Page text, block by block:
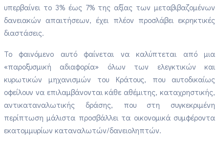
υπερβαίνει το 3% έως 7% της αξίας των μεταβιβαζομένων
δανειακών απαιτήσεων, έχει πλέον προσλάβει εκρηκτικές
διαστάσεις.
Το φαινόμενο αυτό φαίνεται να καλύπτεται από μια
«παροξυσμική αδιαφορία» όλων των ελεγκτικών και
κυρωτικών μηχανισμών του Κράτους, που αυτοδικαίως
οφείλουν να επιλαμβάνονται κάθε αθέμιτης, καταχρηστικής,
αντικαταναλωτικής δράσης, που στη συγκεκριμένη
περίπτωση μάλιστα προσβάλλει τα οικονομικά συμφέροντα
εκατομμυρίων καταναλωτών/δανειοληπτών.